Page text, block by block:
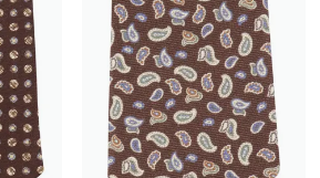
Toevoegen aan favorieten